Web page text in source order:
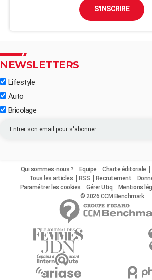
S'INSCRIRE
NEWSLETTERS
Lifestyle
Auto
Bricolage
Qui sommes-nous ? Equipe Charte éditoriale
Tous les articles
RSS Recrutement
Paramétrer les cookies
Gérer Utiq Mentions
© 2026 CCM Benchmark